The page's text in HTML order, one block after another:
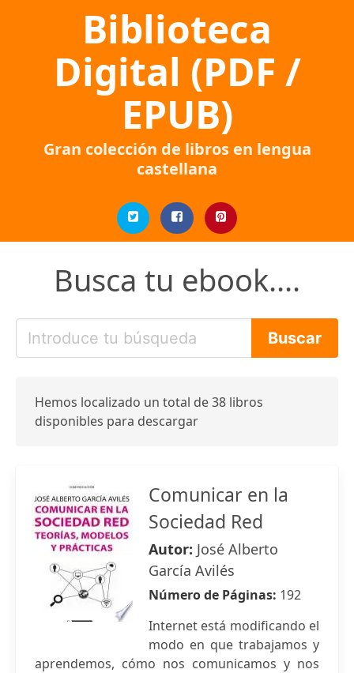
Biblioteca
Digital (PDF /
EPUB)
Gran colección de libros en lengua
castellana
Busca tu ebook....
Hemos localizado un total de 38 libros
disponibles para descargar
Comunicar en la
Sociedad Red
Autor: José Alberto
García Avilés
Número de Páginas: 192
Internet está modificando el
modo en que trabajamos y
aprendemos, cómo nos comunicamos y nos